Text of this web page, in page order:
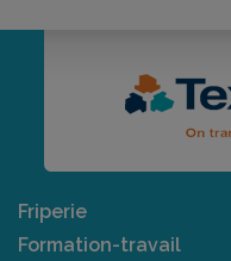
Friperie
Formation-travail